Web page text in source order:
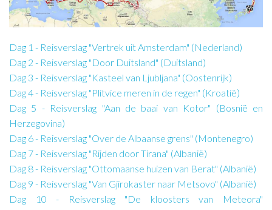
Dag 1 - Reisverslag "Vertrek uit Amsterdam" (Nederland)
Dag 2 - Reisverslag "Door Duitsland" (Duitsland)
Dag 3 - Reisverslag "Kasteel van Ljubljana" (Oostenrijk)
Dag 4 - Reisverslag "Plitvice meren in de regen" (Kroatië)
Dag 5 - Reisverslag "Aan de baai van Kotor" (Bosnië en
Herzegovina)
Dag 6 - Reisverslag "Over de Albaanse grens" (Montenegro)
Dag 7 - Reisverslag "Rijden door Tirana" (Albanië)
Dag 8 - Reisverslag "Ottomaanse huizen van Berat" (Albanië)
Dag 9 - Reisverslag "Van Gjirokaster naar Metsovo" (Albanië)
Dag 10 - Reisverslag "De kloosters van Meteora"